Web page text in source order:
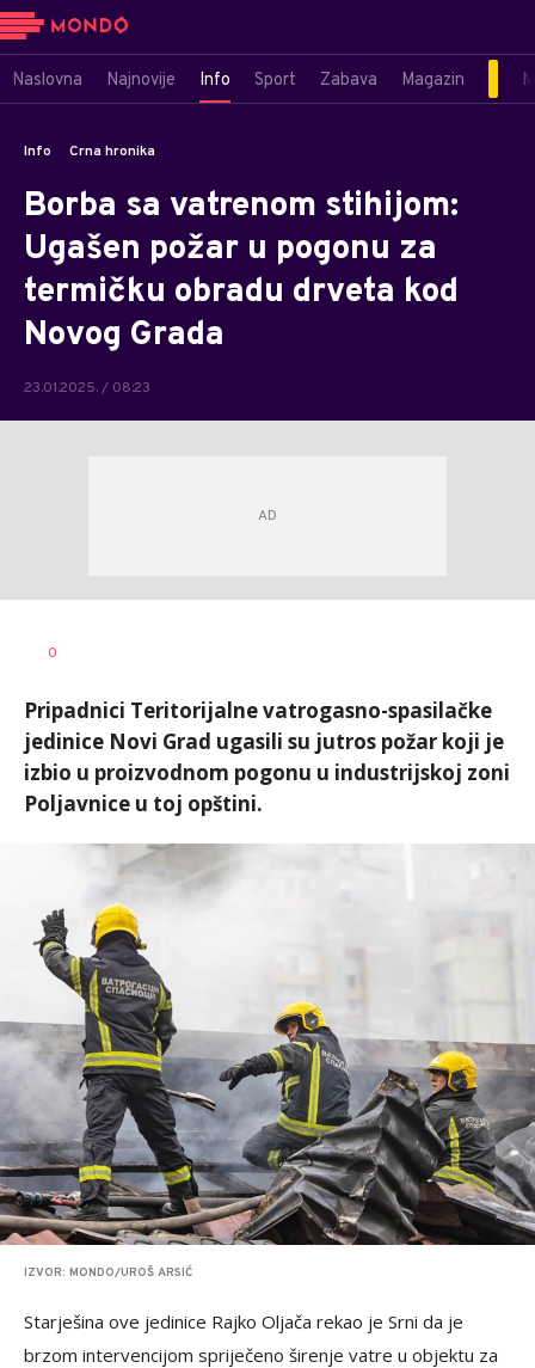
Naslovna Najnovije Info Sport Zabava Magazin
Info Crna hronika
Borba sa vatrenom stihijom:
Ugašen požar u pogonu za
termičku obradu drveta kod
Novog Grada
23.01.2025. / 08:23
AUTOR
0
Pripadnici Teritorijalne vatrogasno-spasilačke
jedinice Novi Grad ugasili su jutros požar koji je
izbio u proizvodnom pogonu u industrijskoj zoni
Poljavnice u toj opštini.
IZVOR: MONDO/UROŠ ARSIĆ
Starješina ove jedinice Rajko Oljača rekao je Srni da je
brzom intervencijom spriječeno širenje vatre u objektu za